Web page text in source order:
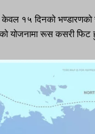
केवल १५ दिनको
योजनामा ​​रूस कसरी फिट